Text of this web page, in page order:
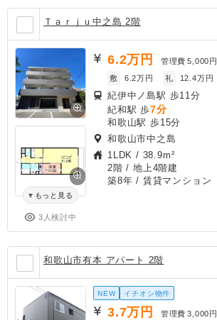
Ｔａｒｊｕ中之島 2階
もっと見る
3人検討中
6.2万円 管理費 5,000円
敷
6.2万円 礼 12.4万円
紀伊中ノ島駅 歩11分
紀和駅 歩7分
和歌山駅 歩15分
和歌山市中之島
1LDK / 38.9m²
2階 / 地上4階建
築8年 / 賃貸マンション
和歌山市有本 アパート 2階
NEW イチオシ物件
3.7万円 管理費 3,000円